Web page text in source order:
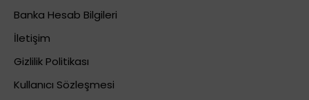
Banka Hesab Bilgileri
İletişim
Gizlilik Politikası
Kullanıcı Sözleşmesi